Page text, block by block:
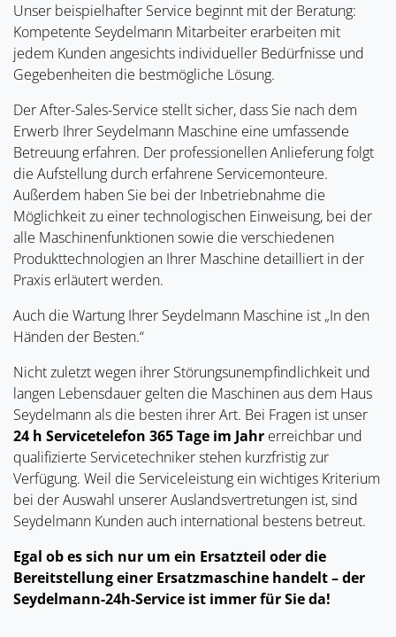
Unser beispielhafter Service beginnt mit der Beratung:
Kompetente Seydelmann Mitarbeiter erarbeiten mit
jedem Kunden angesichts individueller Bedürfnisse und
Gegebenheiten die bestmögliche Lösung.
Der After-Sales-Service stellt sicher, dass Sie nach dem
Erwerb Ihrer Seydelmann Maschine eine umfassende
Betreuung erfahren. Der professionellen Anlieferung folgt
die Aufstellung durch erfahrene Servicemonteure.
Außerdem haben Sie bei der Inbetriebnahme die
Möglichkeit zu einer technologischen Einweisung, bei der
alle Maschinenfunktionen sowie die verschiedenen
Produkttechnologien an Ihrer Maschine detailliert in der
Praxis erläutert werden.
Auch die Wartung Ihrer Seydelmann Maschine ist „In den
Händen der Besten.“
Nicht zuletzt wegen ihrer Störungsunempfindlichkeit und
langen Lebensdauer gelten die Maschinen aus dem Haus
Seydelmann als die besten ihrer Art. Bei Fragen ist unser
24 h Servicetelefon 365 Tage im Jahr erreichbar und
qualifizierte Servicetechniker stehen kurzfristig zur
Verfügung. Weil die Serviceleistung ein wichtiges Kriterium
bei der Auswahl unserer Auslandsvertretungen ist, sind
Seydelmann Kunden auch international bestens betreut.
Egal ob es sich nur um ein Ersatzteil oder die
Bereitstellung einer Ersatzmaschine handelt – der
Seydelmann-24h-Service ist immer für Sie da!